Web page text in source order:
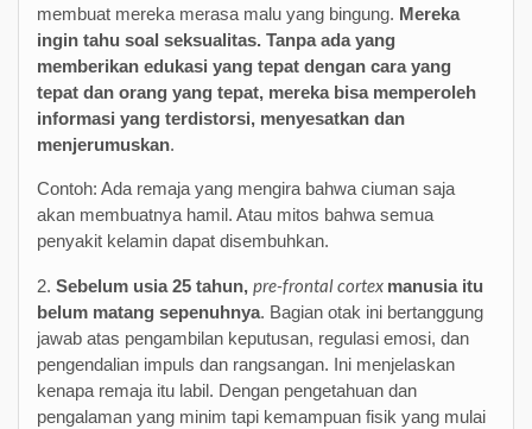
membuat mereka merasa malu yang bingung. Mereka
ingin tahu soal seksualitas. Tanpa ada yang
memberikan edukasi yang tepat dengan cara yang
tepat dan orang yang tepat, mereka bisa memperoleh
informasi yang terdistorsi, menyesatkan dan
menjerumuskan.
Contoh: Ada remaja yang mengira bahwa ciuman saja
akan membuatnya hamil. Atau mitos bahwa semua
penyakit kelamin dapat disembuhkan.
2. Sebelum usia 25 tahun, pre-frontal cortex manusia itu
belum matang sepenuhnya. Bagian otak ini bertanggung
jawab atas pengambilan keputusan, regulasi emosi, dan
pengendalian impuls dan rangsangan. Ini menjelaskan
kenapa remaja itu labil. Dengan pengetahuan dan
pengalaman yang minim tapi kemampuan fisik yang mulai